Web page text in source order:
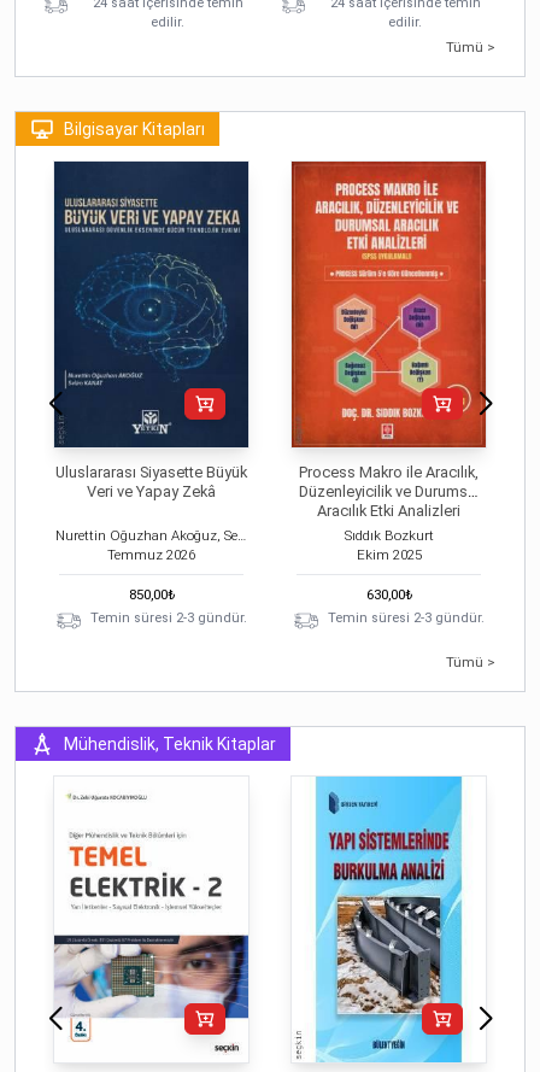
edilir.
edilir.
Tümü >
Bilgisayar Kitapları
Uluslararası Siyasette Büyük
Veri ve Yapay Zekâ
Nurettin Oğuzhan Akoğuz, Selim Kanat
Temmuz 2026
850,00₺
Temin süresi 2-3 gündür.
Process Makro ile Aracılık,
Düzenleyicilik ve Durumsal
Aracılık Etki Analizleri
Sıddık Bozkurt
Ekim 2025
630,00₺
Temin süresi 2-3 gündür.
Tümü >
Mühendislik, Teknik Kitaplar